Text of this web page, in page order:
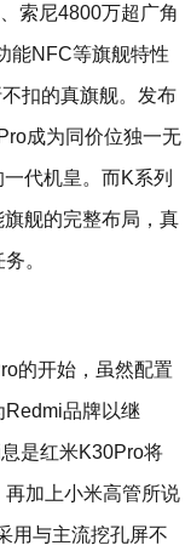
索尼4800万超广角
能NFC等旗舰特性
扣的真旗舰。发布
成为同价位独一无
代机皇。而K系列
舰的完整布局，真
。
的开始，虽然配置
Redmi品牌以继
是红米K30Pro将
加上小米高管所说
用与主流挖孔屏不